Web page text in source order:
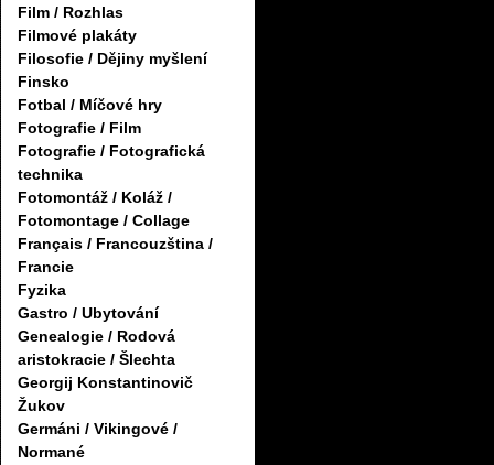
Film / Rozhlas
Filmové plakáty
Filosofie / Dějiny myšlení
Finsko
Fotbal / Míčové hry
Fotografie / Film
Fotografie / Fotografická
technika
Fotomontáž / Koláž /
Fotomontage / Collage
Français / Francouzština /
Francie
Fyzika
Gastro / Ubytování
Genealogie / Rodová
aristokracie / Šlechta
Georgij Konstantinovič
Žukov
Germáni / Vikingové /
Normané